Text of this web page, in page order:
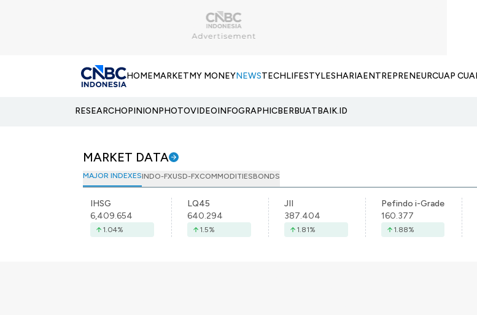
HOMEMARKETMY MONEYNEWSTECHLIFESTYLESHARIAENTREPRENEURCUAP
RESEARCHOPINIONPHOTOVIDEOINFOGRAPHICBERBUATBAIK.ID
MARKET DATA
MAJOR INDEXESINDO-FXUSD-FXCOMMODITIESBONDS
IHSG
6,409.654
1.04%
LQ45
640.294
1.5%
JII
387.404
1.81%
Pefindo i-Grade
160.377
1.88%